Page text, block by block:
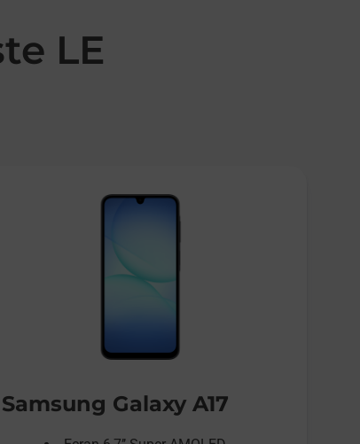
LE
Samsung Galaxy A17